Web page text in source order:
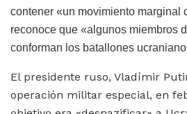
contener «un movimiento marginal
reconoce que «algunos miembros
conforman los batallones
El presidente ruso, Vladímir
operación militar especial, en